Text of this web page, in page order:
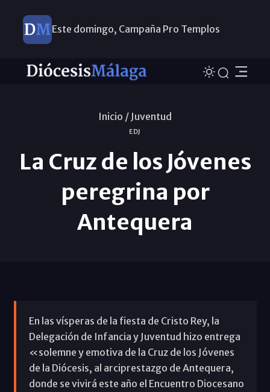
Este domingo, Campaña Pro Templos
Inicio / Juventud
EDJ
La Cruz de los Jóvenes
peregrina por
Antequera
En las vísperas de la fiesta de Cristo Rey, la
Delegación de Infancia y Juventud hizo entrega
«solemne y emotiva de la Cruz de los Jóvenes
de la Diócesis, al arciprestazgo de Antequera,
donde se vivirá este año el Encuentro Diocesano